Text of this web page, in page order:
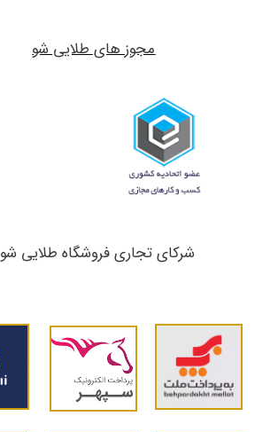
شرکای تجاری ​​​​​​​فروشگاه طلایی شو
مجوز های طلایی شو